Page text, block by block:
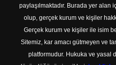
paylaşılmaktadır. Burada yer alan
olup, gerçek kurum ve kişiler
Gerçek kurum ve kişiler ile isim
Sitemiz, kar amacı gütmeyen ve
platformudur. Hukuka ve yasal